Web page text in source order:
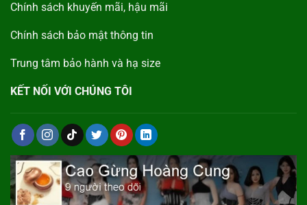
Chính sách khuyến mãi, hậu mãi
Chính sách bảo mật thông tin
Trung tâm bảo hành và hạ size
KẾT NỐI VỚI CHÚNG TÔI